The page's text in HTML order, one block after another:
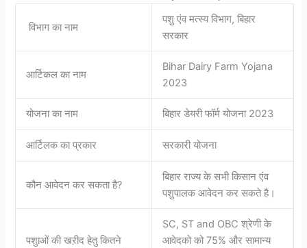
विभाग का नाम
पशु एंव मत्स्य विभाग, बिहार
सरकार
आर्टिकल का नाम
Bihar Dairy Farm Yojana
2023
योजना का नाम बिहार डेयरी फॉर्म योजना 2023
आर्टिलक का प्रकार सरकारी योजना
कौन आवेदन कर सकता है?
बिहार राज्य के सभी किसान एंव
पशुपालक आवेदन कर सकते है।
पशुाओं की खऱीद हेतु कितने
SC, ST and OBC श्रेणी के
आवेदको को 75% और सामान्य